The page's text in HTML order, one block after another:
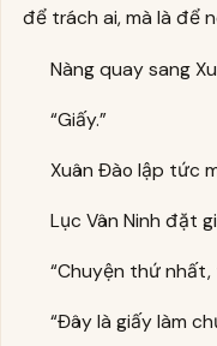
để trách ai, mà là để
Nàng quay sang
“Giấy.”
Xuân Đào lập tức
Lục Vân Ninh đặt
“Chuyện thứ nhất,
“Đây là giấy làm